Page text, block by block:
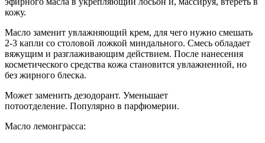
кожу.
Масло заменит увлажняющий крем, для чего нужно смешать
2-3 капли со столовой ложкой миндального. Смесь обладает
вяжущим и разглаживающим действием. После нанесения
косметического средства кожа становится увлажненной, но
без жирного блеска.
Может заменить дезодорант. Уменьшает
потоотделение. Популярно в парфюмерии.
Масло лемонграсса: